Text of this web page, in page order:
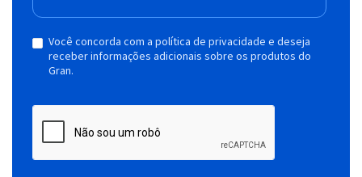
Você concorda com a política de privacidade e deseja
receber informações adicionais sobre os produtos do
Gran.